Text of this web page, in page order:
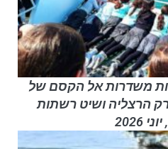
משדרות אל הקסם של
הרצליה ושיט רשתות
2026